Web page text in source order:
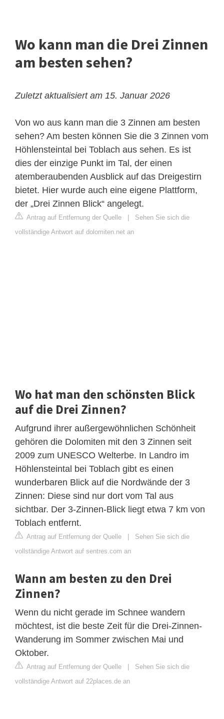
Wo kann man die Drei Zinnen
am besten sehen?
Zuletzt aktualisiert am 15. Januar 2026
Von wo aus kann man die 3 Zinnen am besten
sehen? Am besten können Sie die 3 Zinnen vom
Höhlensteintal bei Toblach aus sehen. Es ist
dies der einzige Punkt im Tal, der einen
atemberaubenden Ausblick auf das Dreigestirn
bietet. Hier wurde auch eine eigene Plattform,
der „Drei Zinnen Blick“ angelegt.
Antrag auf Entfernung der Quelle
Sehen Sie sich die
vollständige Antwort auf dolomiten.net an
Wo hat man den schönsten Blick
auf die Drei Zinnen?
Aufgrund ihrer außergewöhnlichen Schönheit
gehören die Dolomiten mit den 3 Zinnen seit
2009 zum UNESCO Welterbe. In Landro im
Höhlensteintal bei Toblach gibt es einen
wunderbaren Blick auf die Nordwände der 3
Zinnen: Diese sind nur dort vom Tal aus
sichtbar. Der 3-Zinnen-Blick liegt etwa 7 km von
Toblach entfernt.
Antrag auf Entfernung der Quelle
Sehen Sie sich die
vollständige Antwort auf sentres.com an
Wann am besten zu den Drei
Zinnen?
Wenn du nicht gerade im Schnee wandern
möchtest, ist die beste Zeit für die Drei-Zinnen-
Wanderung im Sommer zwischen Mai und
Oktober.
Antrag auf Entfernung der Quelle
Sehen Sie sich die
vollständige Antwort auf 22places.de an